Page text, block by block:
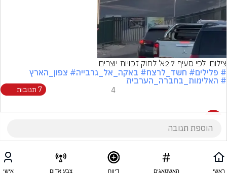
צילום: לפי סעיף 27א' לחוק זכויות יוצרים
# פלילים# חשד_לרצח# באקה_אל_גרבייה# צפון_הארץ
# האלימות_בחברה_הערבית
4 7 תגובות
ראשי האשטאגים דיווח צבע אדום אישי